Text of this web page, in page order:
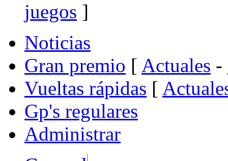
juegos ]
Noticias
Gran premio [ Actuales -
Vueltas rápidas [
Gp's regulares
Administrar